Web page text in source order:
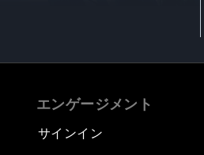
エンゲージメント
サインイン